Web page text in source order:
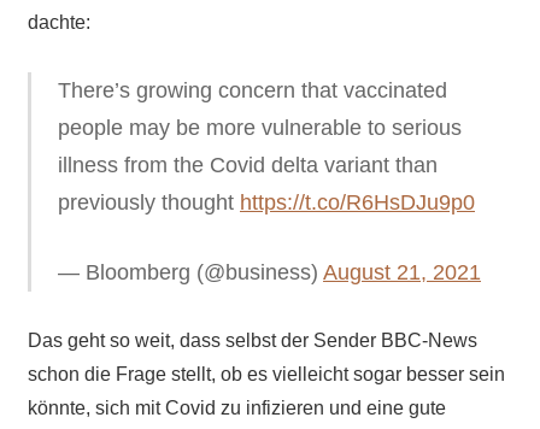
dachte:
There’s growing concern that vaccinated
people may be more vulnerable to serious
illness from the Covid delta variant than
previously thought https://t.co/R6HsDJu9p0
— Bloomberg (@business) August 21, 2021
Das geht so weit, dass selbst der Sender BBC-News
schon die Frage stellt, ob es vielleicht sogar besser sein
könnte, sich mit Covid zu infizieren und eine gute